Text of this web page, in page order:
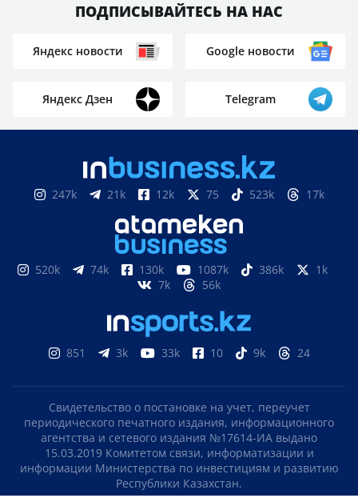
ПОДПИСЫВАЙТЕСЬ НА НАС
Яндекс новости Google новости
Яндекс Дзен Telegram
247k 21k 12k 75 523k 17k
520k 74k 130k 1087k 386k
1k
7k
56k
851 3k 33k 10 9k 24
Свидетельство о постановке на учет, переучет
периодического печатного издания, информационного
агентства и сетевого издания №17614-ИА выдано
15.03.2019 Комитетом связи, информатизации и
информации Министерства по инвестициям и развитию
Республики Казахстан.